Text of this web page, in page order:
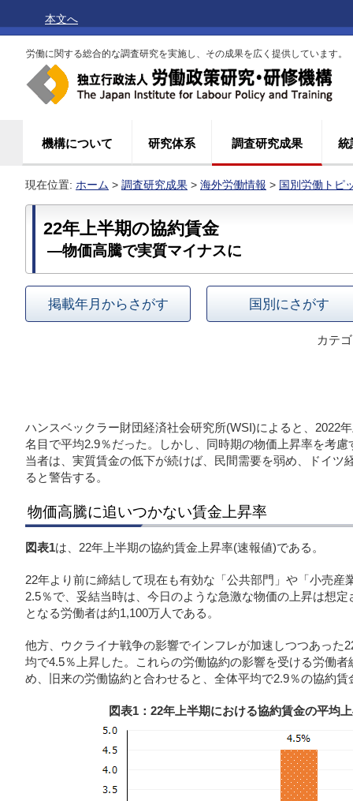
本文へ
労働に関する総合的な調査研究を実施し、その成果を広く提供しています。
機構について 研究体系 調査研究成果 統
現在位置: ホーム > 調査研究成果 > 海外労働情報 > 国別労働トピ
22年上半期の協約賃金
―物価高騰で実質マイナスに
掲載年月からさがす 国別にさがす
カテ
ハンスベックラー財団経済社会研究所(WSI)によると、2022
名目で平均2.9％だった。しかし、同時期の物価上昇率を考
当者は、実質賃金の低下が続けば、民間需要を弱め、ドイツ
ると警告する。
物価高騰に追いつかない賃金上昇率
図表1は、22年上半期の協約賃金上昇率(速報値)である。
22年より前に締結して現在も有効な「公共部門」や「小売産
2.5％で、妥結当時は、今日のような急激な物価の上昇は想
となる労働者は約1,100万人である。
他方、ウクライナ戦争の影響でインフレが加速しつつあった
均で4.5％上昇した。これらの労働協約の影響を受ける労働
め、旧来の労働協約と合わせると、全体平均で2.9％の協約賃
図表1：22年上半期における協約賃金の平均